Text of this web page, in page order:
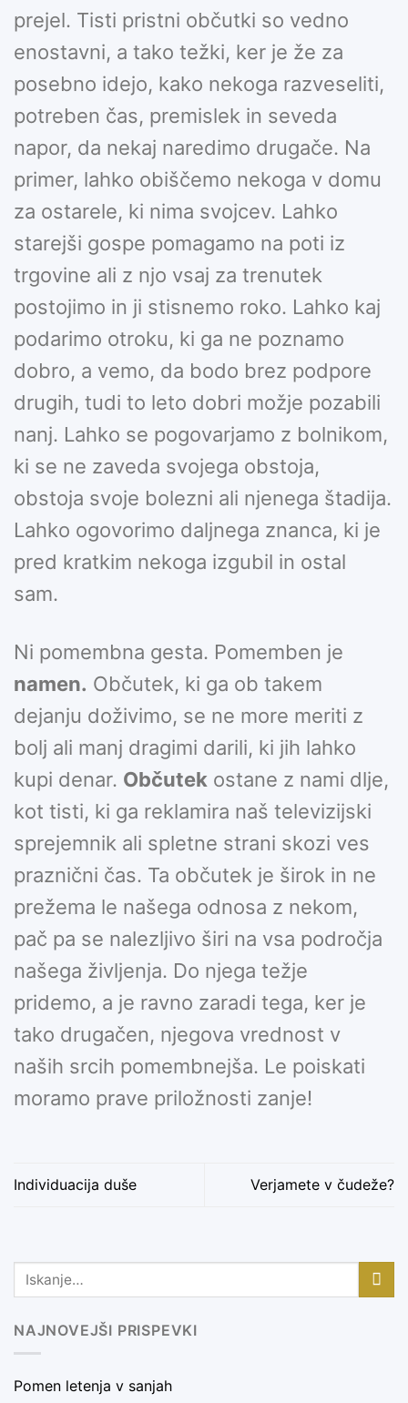
prejel. Tisti pristni občutki so vedno
enostavni, a tako težki, ker je že za
posebno idejo, kako nekoga razveseliti,
potreben čas, premislek in seveda
napor, da nekaj naredimo drugače. Na
primer, lahko obiščemo nekoga v domu
za ostarele, ki nima svojcev. Lahko
starejši gospe pomagamo na poti iz
trgovine ali z njo vsaj za trenutek
postojimo in ji stisnemo roko. Lahko kaj
podarimo otroku, ki ga ne poznamo
dobro, a vemo, da bodo brez podpore
drugih, tudi to leto dobri možje pozabili
nanj. Lahko se pogovarjamo z bolnikom,
ki se ne zaveda svojega obstoja,
obstoja svoje bolezni ali njenega štadija.
Lahko ogovorimo daljnega znanca, ki je
pred kratkim nekoga izgubil in ostal
sam.
Ni pomembna gesta. Pomemben je
namen. Občutek, ki ga ob takem
dejanju doživimo, se ne more meriti z
bolj ali manj dragimi darili, ki jih lahko
kupi denar. Občutek ostane z nami dlje,
kot tisti, ki ga reklamira naš televizijski
sprejemnik ali spletne strani skozi ves
praznični čas. Ta občutek je širok in ne
prežema le našega odnosa z nekom,
pač pa se nalezljivo širi na vsa področja
našega življenja. Do njega težje
pridemo, a je ravno zaradi tega, ker je
tako drugačen, njegova vrednost v
naših srcih pomembnejša. Le poiskati
moramo prave priložnosti zanje!
Individuacija duše Verjamete v čudeže?
NAJNOVEJŠI PRISPEVKI
Pomen letenja v sanjah